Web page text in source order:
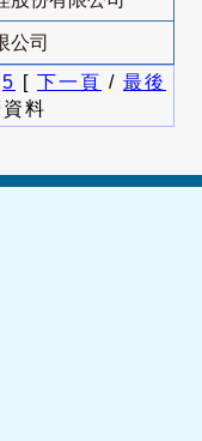
公司
5 [ 下一頁 / 最後
料